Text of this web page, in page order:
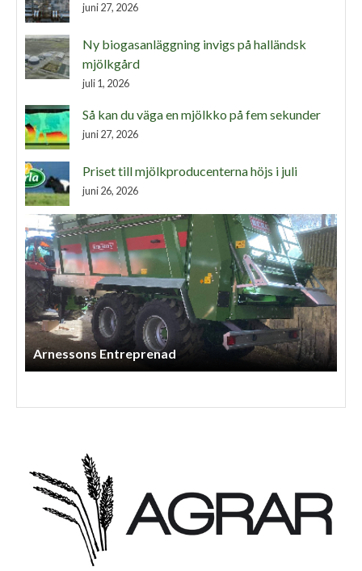
juni 27, 2026
Ny biogasanläggning invigs på halländsk
mjölkgård
juli 1, 2026
Så kan du väga en mjölkko på fem sekunder
juni 27, 2026
Priset till mjölkproducenterna höjs i juli
juni 26, 2026
Arnessons Entreprenad